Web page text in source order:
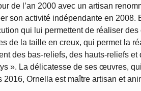
de l’an 2000 avec un artisan
son activité indépendante en
qui lui permettent de réaliser
de la taille en creux, qui permet la
des bas-reliefs, des hauts-reliefs
». La délicatesse de ses œuvres,
Ornella est maître artisan et